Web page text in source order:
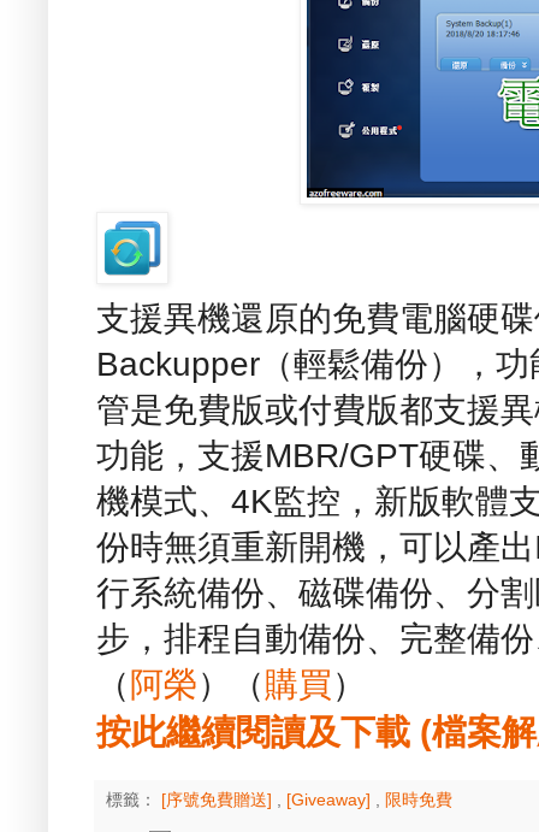
支援異機還原的免費電腦硬
Backupper（輕鬆備份），
管是免費版或付費版都支援
功能，支援MBR/GPT硬碟、
機模式、4K監控，新版軟體
份時無須重新開機，可以產
行系統備份、磁碟備份、分
步，排程自動備份、完整備
（ 阿榮）（購買）
按此繼續閱讀及下載 (檔案
標籤： [序號免費贈送] [Giveaway] 限時免費